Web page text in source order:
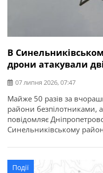
В
дрони атакували
07 липня 2026, 07:47
Майже 50 разів за
райони безпілотниками,
повідомляє
Синельниківському
пожежа. Знищений
Події